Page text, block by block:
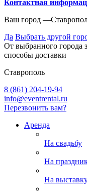
Контактная
Ваш город —
Да Выбрать другой
От выбранного города
способы доставки
Ставрополь
8 (861) 204-19-94
info@eventrental.ru
Перезвонить вам?
Аренда
На свадьбу
На
На